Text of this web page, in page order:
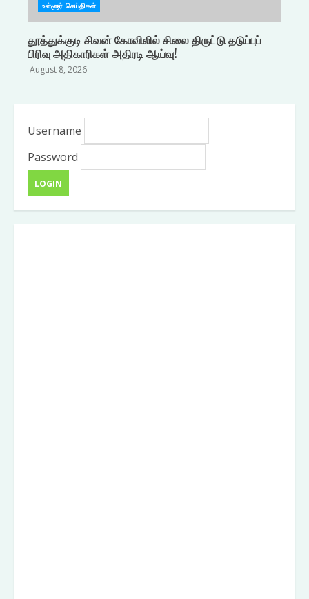
உள்ளூர் செய்திகள்
தூத்துக்குடி சிவன் கோவிலில் சிலை திருட்டு தடுப்புப்
பிரிவு அதிகாரிகள் அதிரடி ஆய்வு!
August 8, 2026
Username
Password